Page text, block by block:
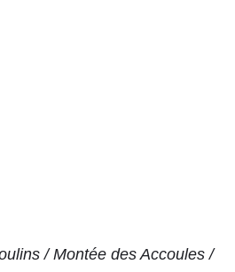
/ Montée des Accoules /